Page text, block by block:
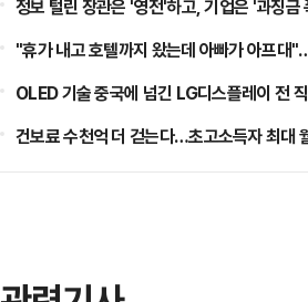
정보 털린 장관은 '영전'하고, 기업은 '과징금
"휴가 내고 호텔까지 왔는데 아빠가 아프대
OLED 기술 중국에 넘긴 LG디스플레이 전
건보료 수천억 더 걷는다…초고소득자 최대